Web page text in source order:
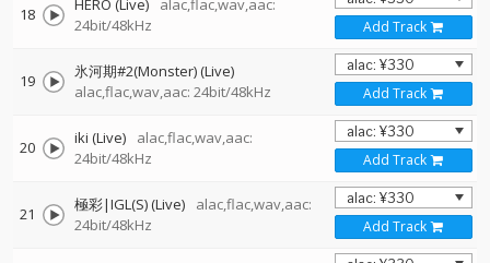
18 HERO (Live)
alac,flac,wav,aac:
24bit/48kHz
Add Track
19
氷河期#2(Monster) (Live)
alac,flac,wav,aac: 24bit/48kHz
Add Track
20 iki (Live)
alac,flac,wav,aac:
24bit/48kHz
Add Track
21 極彩|IGL(S) (Live)
alac,flac,wav,aac:
24bit/48kHz
Add Track